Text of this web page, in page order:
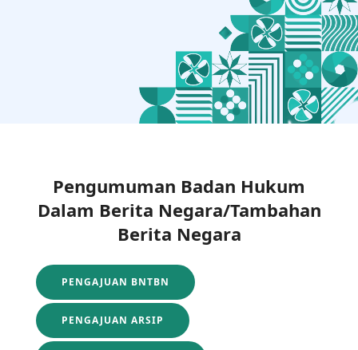
Pengumuman Badan Hukum
Dalam Berita Negara/Tambahan
Berita Negara
PENGAJUAN BNTBN
PENGAJUAN ARSIP